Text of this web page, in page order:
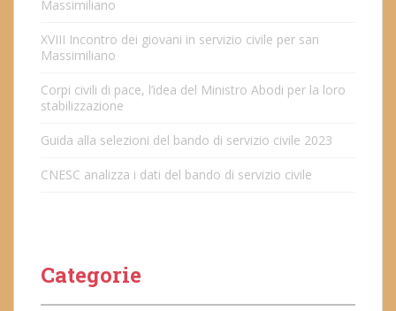
Massimiliano
XVIII Incontro dei giovani in servizio civile per san
Massimiliano
Corpi civili di pace, l’idea del Ministro Abodi per la loro
stabilizzazione
Guida alla selezioni del bando di servizio civile 2023
CNESC analizza i dati del bando di servizio civile
Categorie